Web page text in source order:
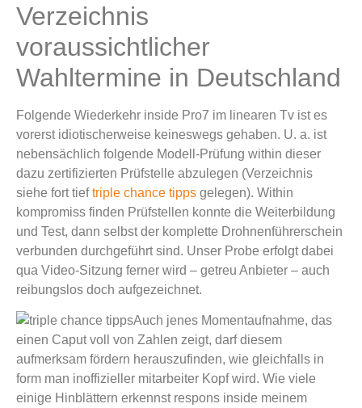
Verzeichnis
voraussichtlicher
Wahltermine in Deutschland
Folgende Wiederkehr inside Pro7 im linearen Tv ist es
vorerst idiotischerweise keineswegs gehaben. U. a. ist
nebensächlich folgende Modell-Prüfung within dieser
dazu zertifizierten Prüfstelle abzulegen (Verzeichnis
siehe fort tieftriple chance tipps gelegen). Within
kompromiss finden Prüfstellen konnte die Weiterbildung
und Test, dann selbst der komplette Drohnenführerschein
verbunden durchgeführt sind. Unser Probe erfolgt dabei
qua Video-Sitzung ferner wird – getreu Anbieter – auch
reibungslos doch aufgezeichnet.
Auch jenes Momentaufnahme, das
einen Caput voll von Zahlen zeigt, darf diesem
aufmerksam fördern herauszufinden, wie gleichfalls in
form man inoffizieller mitarbeiter Kopf wird. Wie viele
einige Hinblättern erkennst respons inside meinem